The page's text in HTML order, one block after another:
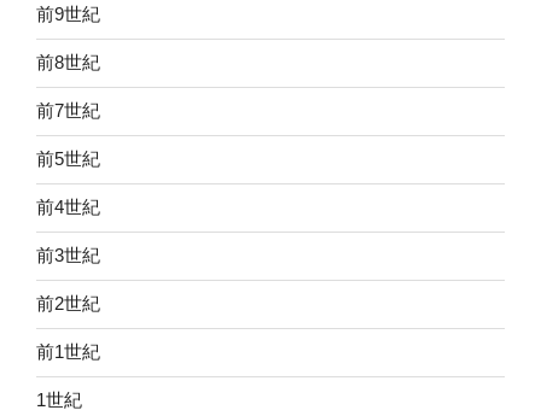
前9世紀
前8世紀
前7世紀
前5世紀
前4世紀
前3世紀
前2世紀
前1世紀
1世紀